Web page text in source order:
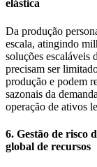
elástica
Da produção
escala, atingindo
soluções escaláveis
precisam ser
produção e podem
sazonais da
operação de ativos
6. Gestão de risco
global de recursos